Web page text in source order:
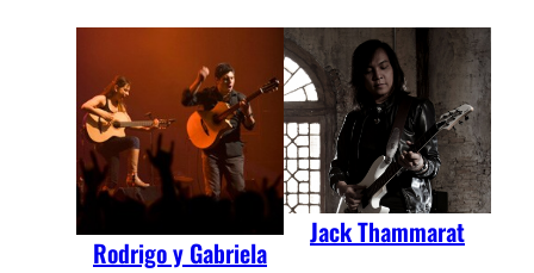
Rodrigo y Gabriela
Jack Thammarat